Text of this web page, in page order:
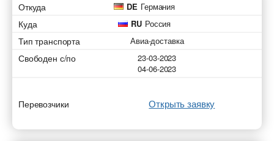
Откуда DE Германия
Куда RU Россия
Тип транспорта Авиа-доставка
Свободен с/по
23-03-2023
04-06-2023
Перевозчики Открыть заявку